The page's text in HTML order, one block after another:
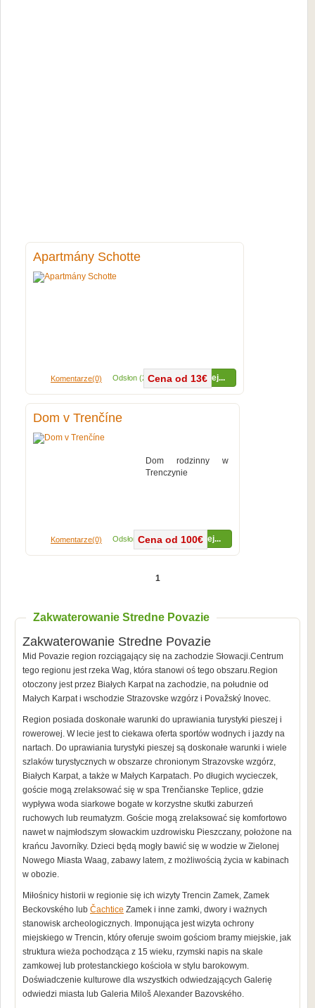
Apartmány Schotte
Cena od 13€
Komentarze(0) Odsłon (27283x) Więcej...
Dom v Trenčíne
Cena od 100€
Dom rodzinny w
Trenczynie
Komentarze(0) Odsłon (4310x) Więcej...
1
Zakwaterowanie Stredne Povazie
Zakwaterowanie Stredne Povazie
Mid Povazie region rozciągający się na zachodzie Słowacji.Centrum
tego regionu jest rzeka Wag, która stanowi oś tego obszaru.Region
otoczony jest przez Białych Karpat na zachodzie, na południe od
Małych Karpat i wschodzie Strazovske wzgórz i Považský Inovec.
Region posiada doskonałe warunki do uprawiania turystyki pieszej i
rowerowej. W lecie jest to ciekawa oferta sportów wodnych i jazdy na
nartach. Do uprawiania turystyki pieszej są doskonałe warunki i wiele
szlaków turystycznych w obszarze chronionym Strazovske wzgórz,
Białych Karpat, a także w Małych Karpatach. Po długich wycieczek,
goście mogą zrelaksować się w spa Trenčianske Teplice, gdzie
wypływa woda siarkowe bogate w korzystne skutki zaburzeń
ruchowych lub reumatyzm. Goście mogą zrelaksować się komfortowo
nawet w najmłodszym słowackim uzdrowisku Pieszczany, położone na
krańcu Javorníky. Dzieci będą mogły bawić się w wodzie w Zielonej
Nowego Miasta Waag, zabawy latem, z możliwością życia w kabinach
w obozie.
Miłośnicy historii w regionie się ich wizyty Trencin Zamek, Zamek
Beckovského lub Čachtice Zamek i inne zamki, dwory i ważnych
stanowisk archeologicznych. Imponująca jest wizyta ochrony
miejskiego w Trencin, który oferuje swoim gościom bramy miejskie, jak
struktura wieża pochodząca z 15 wieku, rzymski napis na skale
zamkowej lub protestanckiego kościoła w stylu barokowym.
Doświadczenie kulturowe dla wszystkich odwiedzających Galerię
odwiedzi miasta lub Galeria Miloš Alexander Bazovského.